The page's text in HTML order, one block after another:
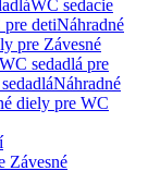
WC sedacie
detiNáhradné
pre Závesné
WC sedadlá pre
Náhradné
diely pre WC
Závesné